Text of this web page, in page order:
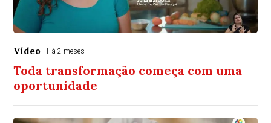
Vídeo Há 2 meses
Toda transformação começa com uma
oportunidade